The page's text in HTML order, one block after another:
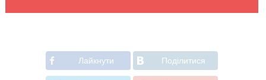
Лайкнути Подiлитися